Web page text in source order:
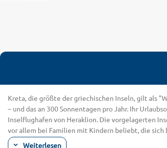
Kreta, die größte der griechischen Inseln, gilt als
– und das an 300 Sonnentagen pro Jahr. Ihr
Inselflughafen von Heraklion. Die vorgelagerten
vor allem bei Familien mit Kindern beliebt, die sich
gern an der Promenade entlang. Hier finden Sie
Weiterlesen